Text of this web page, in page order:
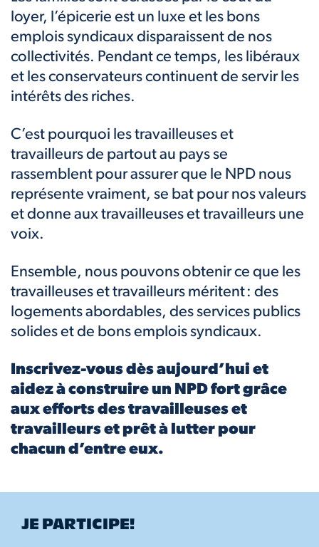
JE PARTICIPE!
loyer, l’épicerie est un luxe et les bons
emplois syndicaux disparaissent de nos
collectivités. Pendant ce temps, les libéraux
et les conservateurs continuent de servir les
intérêts des riches.
C’est pourquoi les travailleuses et
travailleurs de partout au pays se
rassemblent pour assurer que le NPD nous
représente vraiment, se bat pour nos valeurs
et donne aux travailleuses et travailleurs une
voix.
Ensemble, nous pouvons obtenir ce que les
travailleuses et travailleurs méritent : des
logements abordables, des services publics
solides et de bons emplois syndicaux.
Inscrivez-vous dès aujourd’hui et
aidez à construire un NPD fort grâce
aux efforts des travailleuses et
travailleurs et prêt à lutter pour
chacun d’entre eux.